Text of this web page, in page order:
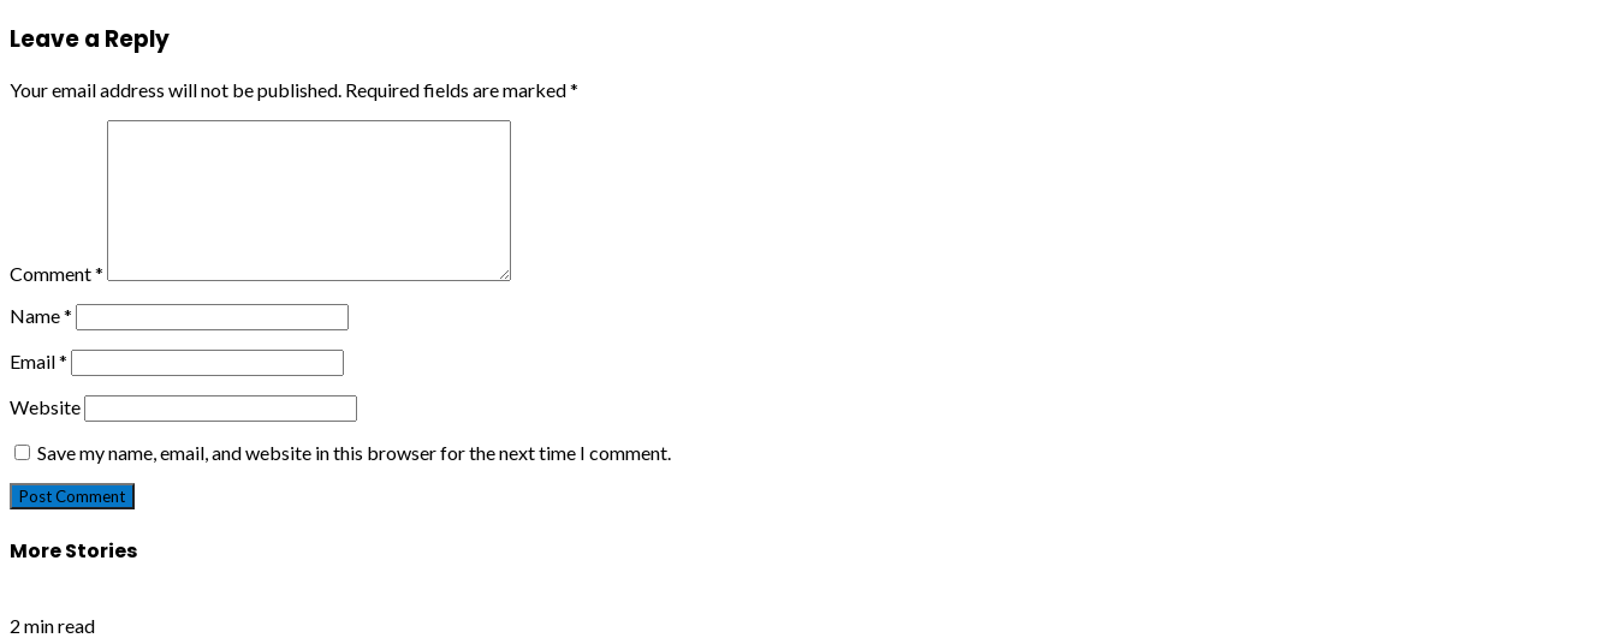
Leave a Reply
Your email address will not be published. Required fields are marked*
Comment*
Name*
Email*
Website
Save my name, email, and website in this browser for the next time I comment.
More Stories
2 min read